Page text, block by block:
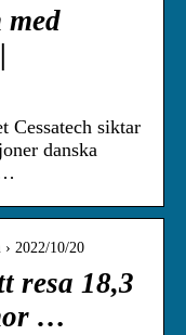
med
Cessatech siktar
danska
› 2022/10/20
resa 18,3
…